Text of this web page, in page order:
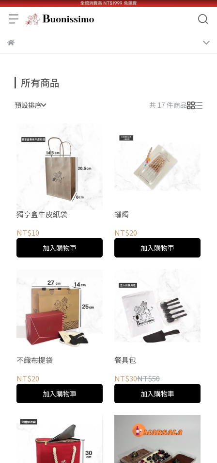
所有商品
預設排序 共 17 件商品
獨享盒牛皮紙袋
NT$10
加入購物車
蠟燭
NT$20
加入購物車
不織布提袋
NT$20
加入購物車
餐具包
NT$30NT$50
加入購物車